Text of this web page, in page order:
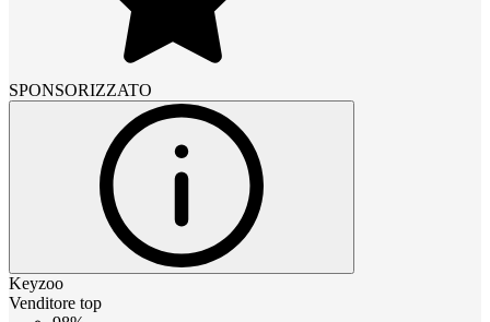
SPONSORIZZATO
Keyzoo
Venditore top